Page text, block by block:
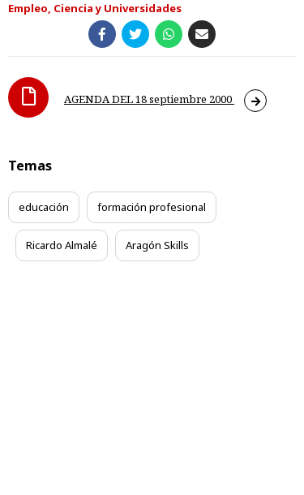
Empleo, Ciencia y Universidades
AGENDA DEL 18 septiembre 2000
Temas
educación formación profesional
Ricardo Almalé Aragón Skills